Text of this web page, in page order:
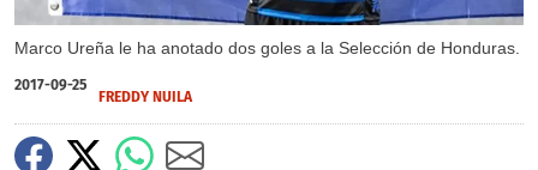
Marco Ureña le ha anotado dos goles a la Selección de Honduras.
2017-09-25
FREDDY NUILA